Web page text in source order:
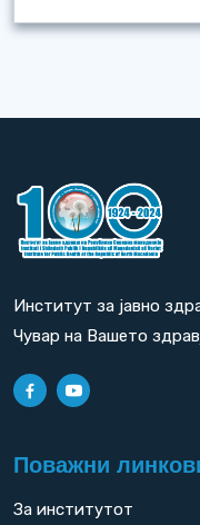
Институт за јавно
Чувар на Вашето
Поважни
За институтот